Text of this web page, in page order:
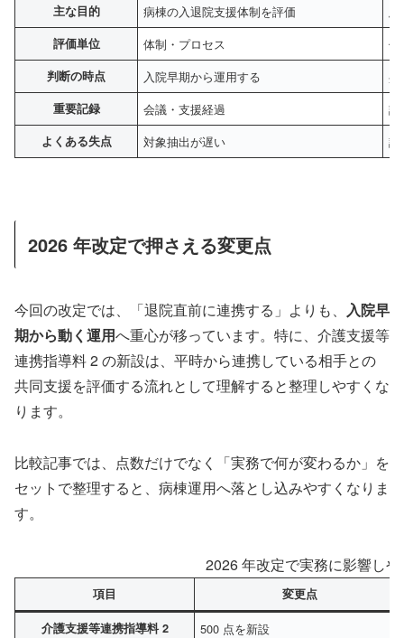
主な目的 病棟の入退院支援体制を評価
評価単位 体制・プロセス 個
判断の時点 入院早期から運用する 共
重要記録 会議・支援経過 説
よくある失点 対象抽出が遅い 証
2026 年改定で押さえる変更点
今回の改定では、「退院直前に連携する」よりも、 入院早
期から動く運用へ重心が移っています。特に、介護支援等
連携指導料 2 の新設は、平時から連携している相手との
共同支援を評価する流れとして理解すると整理しやすくな
ります。
比較記事では、点数だけでなく「実務で何が変わるか」を
セットで整理すると、病棟運用へ落とし込みやすくなりま
す。
2026 年改定で実務に影響し
項目 変更点
介護支援等連携指導料 2 500 点を新設